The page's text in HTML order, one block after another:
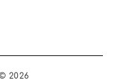
2026